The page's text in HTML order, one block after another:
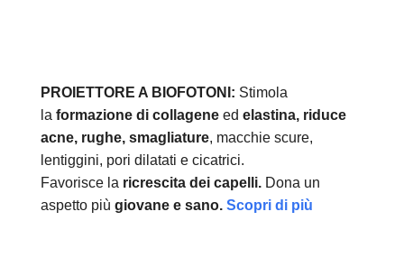
PROIETTORE A BIOFOTONI: Stimola
la formazione di collagene ed elastina, riduce
acne, rughe, smagliature, macchie scure,
lentiggini, pori dilatati e cicatrici.
Favorisce la ricrescita dei capelli. Dona un
aspetto più giovane e sano. Scopri di più